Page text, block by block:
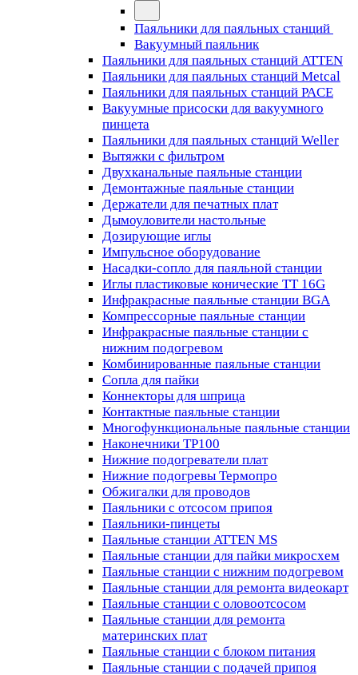
Паяльники для паяльных станций
Вакуумный паяльник
Паяльники для паяльных станций ATTEN
Паяльники для паяльных станций Metcal
Паяльники для паяльных станций PACE
Вакуумные присоски для вакуумного
пинцета
Паяльники для паяльных станций Weller
Вытяжки с фильтром
Двухканальные паяльные станции
Демонтажные паяльные станции
Держатели для печатных плат
Дымоуловители настольные
Дозирующие иглы
Импульсное оборудование
Насадки-сопло для паяльной станции
Иглы пластиковые конические TT 16G
Инфракрасные паяльные станции BGA
Компрессорные паяльные станции
Инфракрасные паяльные станции с
нижним подогревом
Комбинированные паяльные станции
Сопла для пайки
Коннекторы для шприца
Контактные паяльные станции
Многофункциональные паяльные станции
Наконечники TP100
Нижние подогреватели плат
Нижние подогревы Термопро
Обжигалки для проводов
Паяльники с отсосом припоя
Паяльники-пинцеты
Паяльные станции ATTEN MS
Паяльные станции для пайки микросхем
Паяльные станции с нижним подогревом
Паяльные станции для ремонта видеокарт
Паяльные станции с оловоотсосом
Паяльные станции для ремонта
материнских плат
Паяльные станции с блоком питания
Паяльные станции с подачей припоя